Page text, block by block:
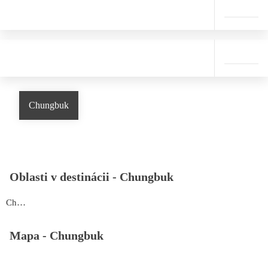
Chungbuk
Oblasti v destinácii - Chungbuk
Chungbuk
Mapa - Chungbuk